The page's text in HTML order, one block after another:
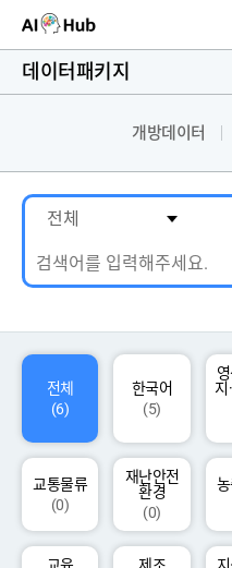
AI-Hub
AI 데이터찾기
AI 허브소개
AI 개발지원
고객지원
데이터패키지
개방데이터
전체
(6)
한국어
(5)
지
교통물류
(0)
재난안전
환경
(0)